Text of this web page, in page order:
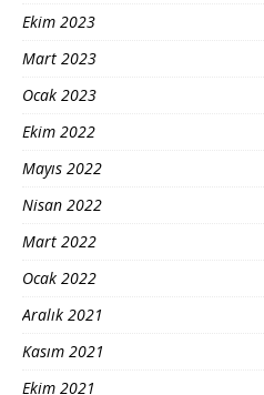
Ekim 2023
Mart 2023
Ocak 2023
Ekim 2022
Mayıs 2022
Nisan 2022
Mart 2022
Ocak 2022
Aralık 2021
Kasım 2021
Ekim 2021